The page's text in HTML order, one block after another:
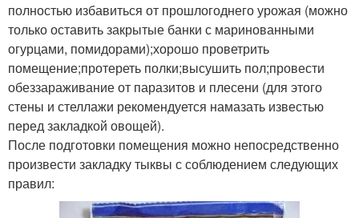
полностью избавиться от прошлогоднего урожая (можно
только оставить закрытые банки с маринованными
огурцами, помидорами);хорошо проветрить
помещение;протереть полки;высушить пол;провести
обеззараживание от паразитов и плесени (для этого
стены и стеллажи рекомендуется намазать известью
перед закладкой овощей).
После подготовки помещения можно непосредственно
произвести закладку тыквы с соблюдением следующих
правил: